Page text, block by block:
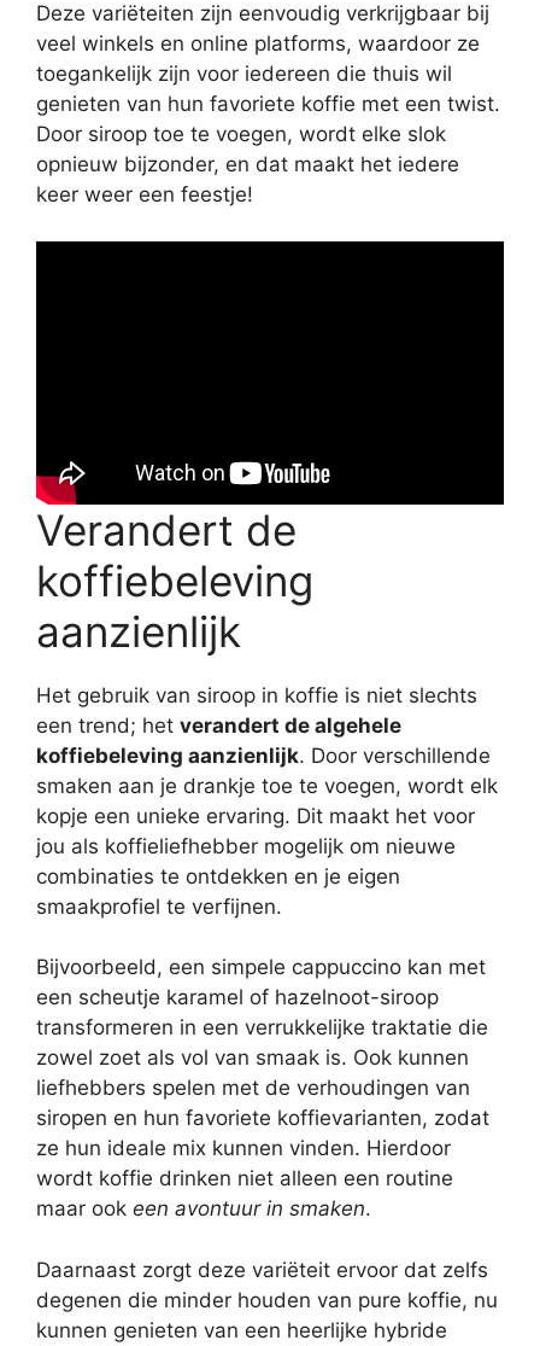
Deze variëteiten zijn eenvoudig verkrijgbaar bij
veel winkels en online platforms, waardoor ze
toegankelijk zijn voor iedereen die thuis wil
genieten van hun favoriete koffie met een twist.
Door siroop toe te voegen, wordt elke slok
opnieuw bijzonder, en dat maakt het iedere
keer weer een feestje!
Verandert de
koffiebeleving
aanzienlijk
Het gebruik van siroop in koffie is niet slechts
een trend; het verandert de algehele
koffiebeleving aanzienlijk. Door verschillende
smaken aan je drankje toe te voegen, wordt elk
kopje een unieke ervaring. Dit maakt het voor
jou als koffieliefhebber mogelijk om nieuwe
combinaties te ontdekken en je eigen
smaakprofiel te verfijnen.
Bijvoorbeeld, een simpele cappuccino kan met
een scheutje karamel of hazelnoot-siroop
transformeren in een verrukkelijke traktatie die
zowel zoet als vol van smaak is. Ook kunnen
liefhebbers spelen met de verhoudingen van
siropen en hun favoriete koffievarianten, zodat
ze hun ideale mix kunnen vinden. Hierdoor
wordt koffie drinken niet alleen een routine
maar ook een avontuur in smaken.
Daarnaast zorgt deze variëteit ervoor dat zelfs
degenen die minder houden van pure koffie, nu
kunnen genieten van een heerlijke hybride